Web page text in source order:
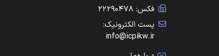
فکس: ۲۲۲۹۰۴۷۸
پست الکترونیک:
info@icpikw.ir